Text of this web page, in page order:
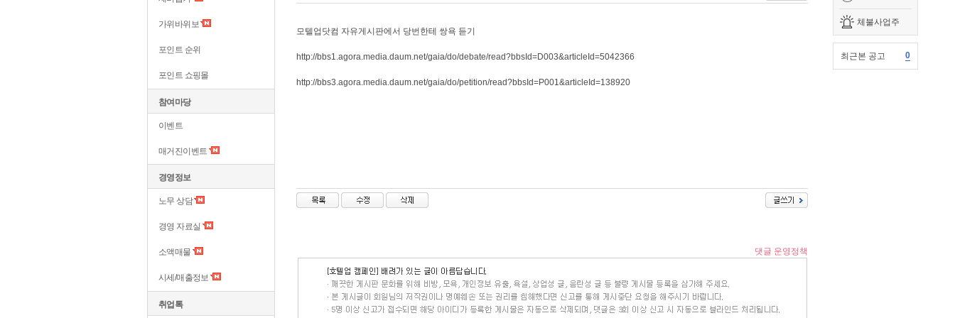
체불사업주
최근본 공고 0
가위바위보
포인트 순위
포인트 쇼핑몰
참여마당
이벤트
매거진이벤트
경영정보
노무 상담
경영 자료실
소액매물
시세/매출정보
취업톡
모텔업닷컴 자유게시판에서 당번한테 쌍욕 듣기
http://bbs1.agora.media.daum.net/gaia/do/debate/read?bbsId=D003&articleId=5042366
http://bbs3.agora.media.daum.net/gaia/do/petition/read?bbsId=P001&articleId=138920